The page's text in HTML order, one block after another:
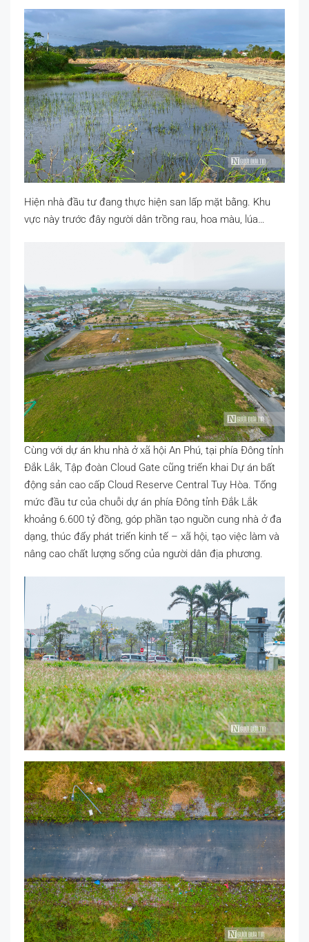
Hiện nhà đầu tư đang thực hiện san lấp mặt bằng. Khu
vực này trước đây người dân trồng rau, hoa màu, lúa…
Cùng với dự án khu nhà ở xã hội An Phú, tại phía Đông tỉnh
Đắk Lắk, Tập đoàn Cloud Gate cũng triển khai Dự án bất
động sản cao cấp Cloud Reserve Central Tuy Hòa. Tổng
mức đầu tư của chuỗi dự án phía Đông tỉnh Đắk Lắk
khoảng 6.600 tỷ đồng, góp phần tạo nguồn cung nhà ở đa
dạng, thúc đẩy phát triển kinh tế – xã hội, tạo việc làm và
nâng cao chất lượng sống của người dân địa phương.